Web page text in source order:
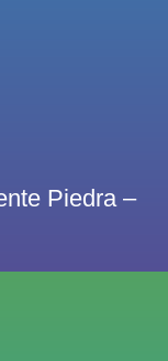
Piedra –